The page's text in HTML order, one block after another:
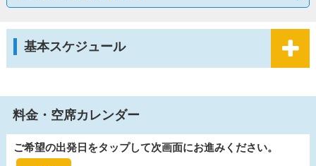
基本スケジュール
料金・空席カレンダー
ご希望の出発日をタップして次画面にお進みください。